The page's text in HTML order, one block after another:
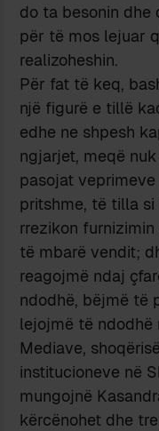
do ta besonin dhe
për të mos lejuar
realizoheshin.
Për fat të keq,
një figurë e tillë
edhe ne shpesh
ngjarjet, meqë
pasojat
pritshme, të tilla
rrezikon
të mbarë vendit;
reagojmë ndaj
ndodhë, bëjmë të
lejojmë të ndodhë
Mediave,
institucioneve në
mungojnë
kërcënohet dhe